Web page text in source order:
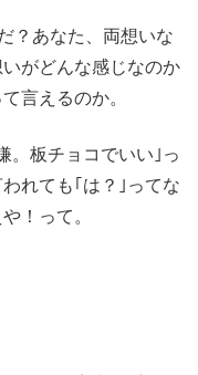
？あなた、両想いな
がどんな感じなのか
言えるのか。
。板チョコでいい｣っ
れても｢は？｣ってな
！って。